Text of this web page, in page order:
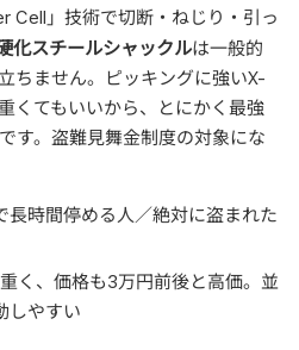
Cell」技術で切断・ねじり・引っ
化スチールシャックルは一般的
ちません。ピッキングに強いX-
くてもいいから、とにかく最強
す。盗難見舞金制度の対象にな
長時間停める人／絶対に盗まれた
く、価格も3万円前後と高価。並
しやすい